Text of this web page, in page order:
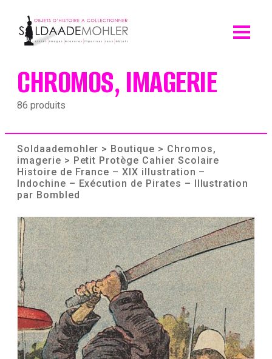
content
CHROMOS, IMAGERIE
86 produits
Soldaademohler > Boutique > Chromos,
imagerie > Petit Protège Cahier Scolaire
Histoire de France – XIX illustration –
Indochine – Exécution de Pirates – Illustration
par Bombled